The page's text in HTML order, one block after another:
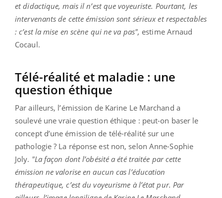
et didactique, mais il n’est que voyeuriste. Pourtant, les
intervenants de cette émission sont sérieux et respectables
: c’est la mise en scène qui ne va pas", estime Arnaud
Cocaul.
Télé-réalité et maladie : une
question éthique
Par ailleurs, l’émission de Karine Le Marchand a
soulevé une vraie question éthique : peut-on baser le
concept d’une émission de télé-réalité sur une
pathologie ? La réponse est non, selon Anne-Sophie
Joly. "La façon dont l’obésité a été traitée par cette
émission ne valorise en aucun cas l’éducation
thérapeutique, c’est du voyeurisme à l’état pur. Par